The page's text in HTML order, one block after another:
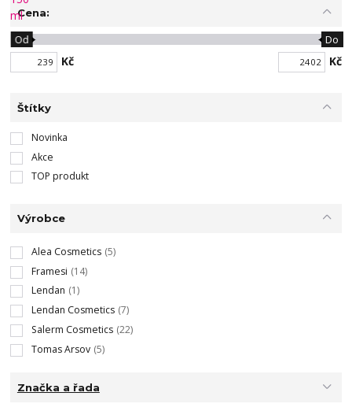
Cena:
Kč
Od Do
Kč
Štítky
Novinka
Akce
TOP produkt
Výrobce
Alea Cosmetics (5)
Framesi (14)
Lendan (1)
Lendan Cosmetics (7)
Salerm Cosmetics (22)
Tomas Arsov (5)
Značka a řada